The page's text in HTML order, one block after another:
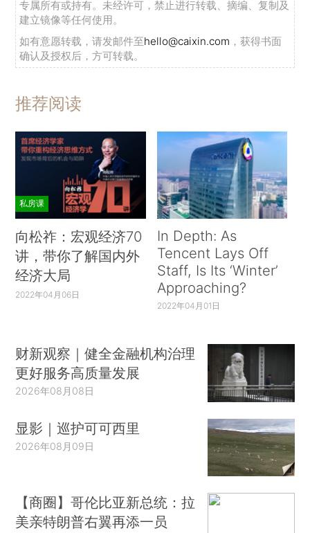
专属所有或持有。未经许可，禁止进行转载、摘编、复制及
建立镜像等任何使用。
如有意愿转载，请发邮件至hello@caixin.com ，获得书面
确认及授权后，方可转载。
推荐阅读
私房课
向松祚：宏观经济70
讲，带你了解国内外
经济大局
2022年04月06日
In Depth: As
Tencent Lays Off
Staff, Is Its ‘Winter’
Approaching?
2022年04月01日
财新观察｜健全金融机构治理
更好服务高质量发展
2026年08月08日
显影｜巡护可可西里
2026年08月09日
【商圈】哥伦比亚新总统：拉
美亲特朗普右翼再添一员